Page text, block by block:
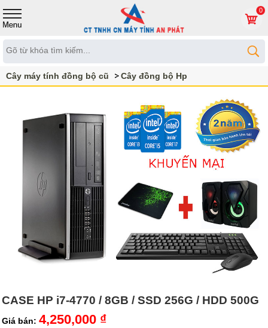
0
Cây máy tính đồng bộ cũ Cây đồng bộ Hp
CASE HP i7-4770 / 8GB / SSD 256G / HDD 500G
Giá bán: 4,250,000 ₫